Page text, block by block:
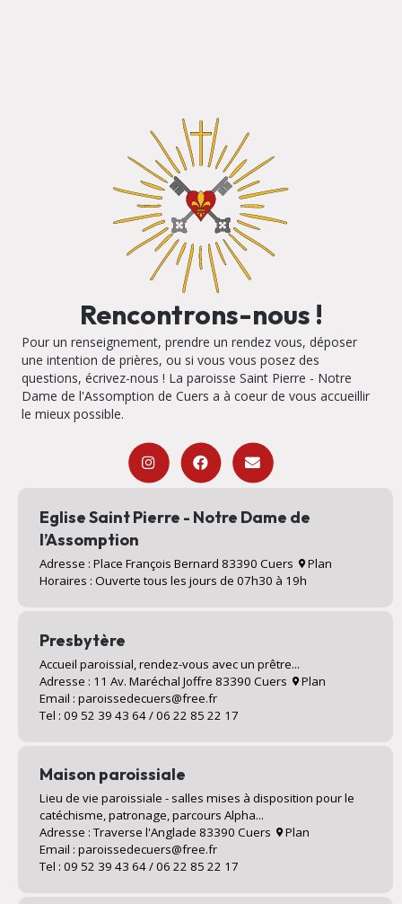
Rencontrons-nous !
Pour un renseignement, prendre un rendez vous, déposer
une intention de prières, ou si vous vous posez des
questions, écrivez-nous ! La paroisse Saint Pierre - Notre
Dame de l'Assomption de Cuers a à coeur de vous accueillir
le mieux possible.
Eglise Saint Pierre - Notre Dame de
l’Assomption
Adresse : Place François Bernard 83390 Cuers
Plan
Horaires : Ouverte tous les jours de 07h30 à 19h
Presbytère
Accueil paroissial, rendez-vous avec un prêtre...
Adresse : 11 Av. Maréchal Joffre 83390 Cuers
Plan
Email : paroissedecuers@free.fr
Tel : 09 52 39 43 64 / 06 22 85 22 17
Maison paroissiale
Lieu de vie paroissiale - salles mises à disposition pour le
catéchisme, patronage, parcours Alpha...
Adresse : Traverse l'Anglade 83390 Cuers
Plan
Email : paroissedecuers@free.fr
Tel : 09 52 39 43 64 / 06 22 85 22 17